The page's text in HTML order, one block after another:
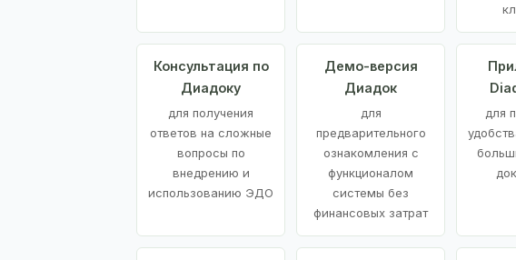
Консультация по
Диадоку
для получения
ответов на сложные
вопросы по
внедрению и
использованию ЭДО
Демо-версия
Диадок
для
предварительного
ознакомления с
функционалом
системы без
финансовых затрат
для